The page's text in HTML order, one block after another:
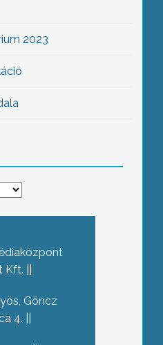
2023
Kft.
Göncz
4.